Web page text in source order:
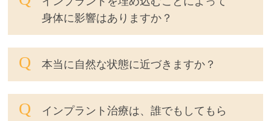
身体に影響はありますか？
本当に自然な状態に近づきますか？
インプラント治療は、誰でもしてもら